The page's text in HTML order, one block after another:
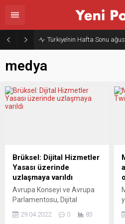
Türkiye’nin Hafta Sonu
medya
Brüksel: Dijital Hizmetler
Yasası üzerinde
uzlaşmaya varıldı
Avrupa Konseyi ve Avrupa
Parlamentosu, Dijital
Services Act) üzerinde
29.04.2022 0 83